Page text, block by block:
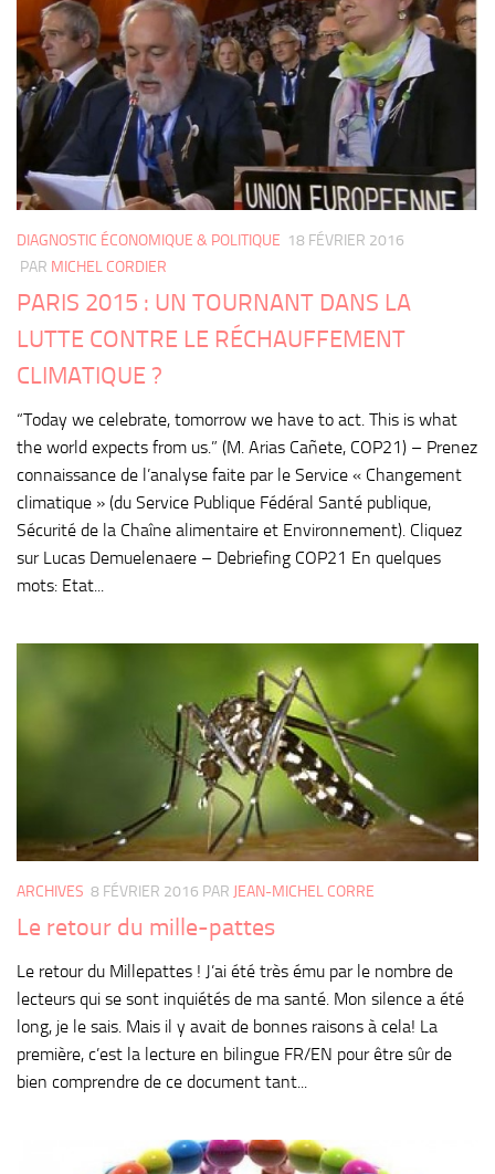
DIAGNOSTIC ÉCONOMIQUE & POLITIQUE 18 FÉVRIER 2016
PAR MICHEL CORDIER
PARIS 2015 : UN TOURNANT DANS LA
LUTTE CONTRE LE RÉCHAUFFEMENT
CLIMATIQUE ?
“Today we celebrate, tomorrow we have to act. This is what
the world expects from us.” (M. Arias Cañete, COP21) – Prenez
connaissance de l’analyse faite par le Service « Changement
climatique » (du Service Publique Fédéral Santé publique,
Sécurité de la Chaîne alimentaire et Environnement). Cliquez
sur Lucas Demuelenaere – Debriefing COP21 En quelques
mots: Etat...
ARCHIVES 8 FÉVRIER 2016 PAR JEAN-MICHEL CORRE
Le retour du mille-pattes
Le retour du Millepattes ! J’ai été très ému par le nombre de
lecteurs qui se sont inquiétés de ma santé. Mon silence a été
long, je le sais. Mais il y avait de bonnes raisons à cela! La
première, c’est la lecture en bilingue FR/EN pour être sûr de
bien comprendre de ce document tant...